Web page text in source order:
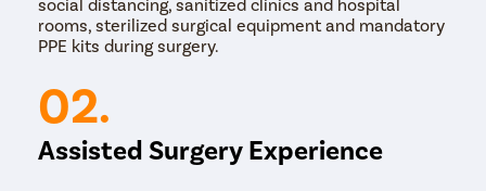
rooms, sterilized surgical equipment and mandatory
PPE kits during surgery.
02.
Assisted Surgery Experience